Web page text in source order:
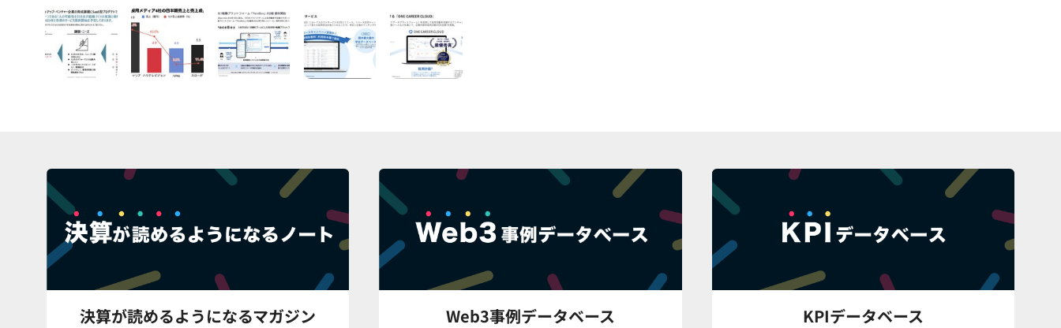
決算が読めるようになるマガジン Web3事例データベース KPIデータベース